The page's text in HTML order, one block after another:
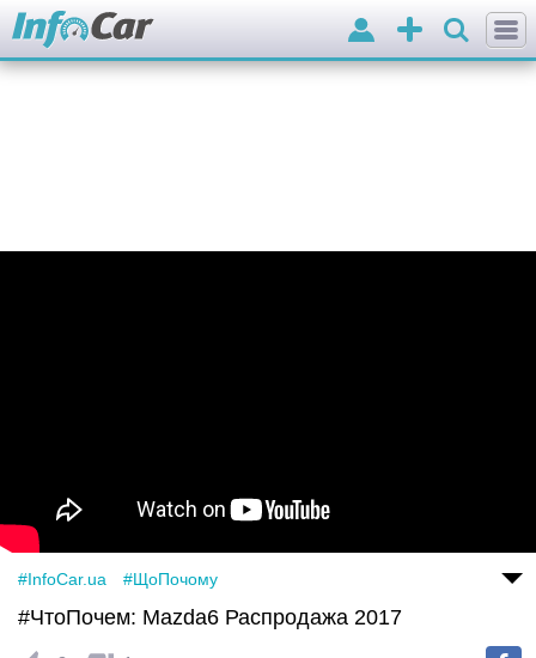
Додати
оголошення
Вхід
#InfoCar.ua #ЩоПочому
#ЧтоПочем: Mazda6 Распродажа 2017